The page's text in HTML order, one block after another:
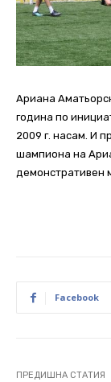
Ариана
година по
2009 г. насам. И
шампиона на
демонстративен
Facebook
ПРЕДИШНА СТАТИЯ